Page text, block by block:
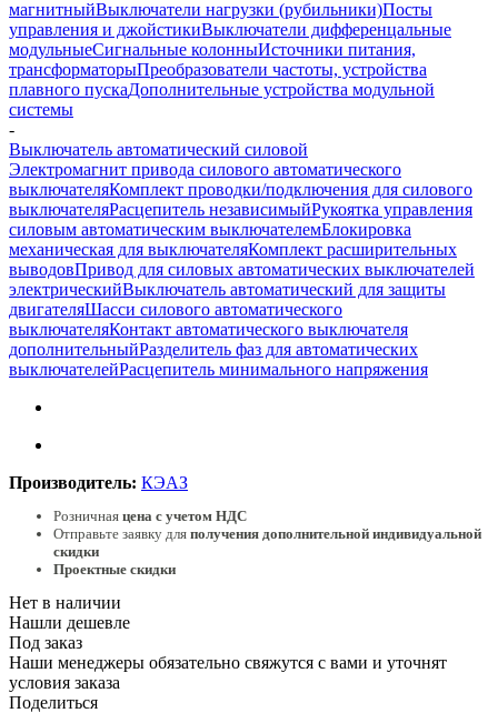
магнитныйВыключатели нагрузки (рубильники)Посты
управления и джойстикиВыключатели дифференцальные
модульныеСигнальные колонныИсточники питания,
трансформаторыПреобразователи частоты, устройства
плавного пускаДополнительные устройства модульной
системы
-
Выключатель автоматический силовой
Электромагнит привода силового автоматического
выключателяКомплект проводки/подключения для силового
выключателяРасцепитель независимыйРукоятка управления
силовым автоматическим выключателемБлокировка
механическая для выключателяКомплект расширительных
выводовПривод для силовых автоматических выключателей
электрическийВыключатель автоматический для защиты
двигателяШасси силового автоматического
выключателяКонтакт автоматического выключателя
дополнительныйРазделитель фаз для автоматических
выключателейРасцепитель минимального напряжения
Производитель: КЭАЗ
Розничная цена с учетом НДС
Отправьте заявку для получения дополнительной индивидуальной
скидки
Проектные скидки
Нет в наличии
Нашли дешевле
Под заказ
Наши менеджеры обязательно свяжутся с вами и уточнят
условия заказа
Поделиться